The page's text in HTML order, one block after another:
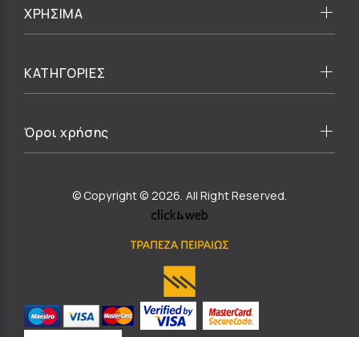
ΧΡΗΣΙΜΑ
ΚΑΤΗΓΟΡΙΕΣ
Όροι χρήσης
© Copyright © 2026. All Right Reserved.